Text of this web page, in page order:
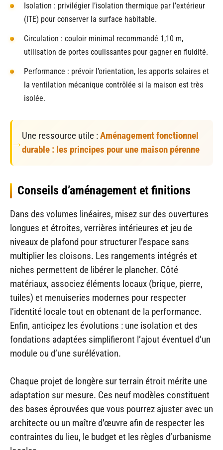
Isolation : privilégier l’isolation thermique par l’extérieur
(ITE) pour conserver la surface habitable.
Circulation : couloir minimal recommandé 1,10 m,
utilisation de portes coulissantes pour gagner en fluidité.
Performance : prévoir l’orientation, les apports solaires et
la ventilation mécanique contrôlée si la maison est très
isolée.
Une ressource utile :Aménagement fonctionnel
durable : les principes pour une maison pérenne
Conseils d’aménagement et finitions
Dans des volumes linéaires, misez sur des ouvertures
longues et étroites, verrières intérieures et jeu de
niveaux de plafond pour structurer l’espace sans
multiplier les cloisons. Les rangements intégrés et
niches permettent de libérer le plancher. Côté
matériaux, associez éléments locaux (brique, pierre,
tuiles) et menuiseries modernes pour respecter
l’identité locale tout en obtenant de la performance.
Enfin, anticipez les évolutions : une isolation et des
fondations adaptées simplifieront l’ajout éventuel d’un
module ou d’une surélévation.
Chaque projet de longère sur terrain étroit mérite une
adaptation sur mesure. Ces neuf modèles constituent
des bases éprouvées que vous pourrez ajuster avec un
architecte ou un maître d’œuvre afin de respecter les
contraintes du lieu, le budget et les règles d’urbanisme